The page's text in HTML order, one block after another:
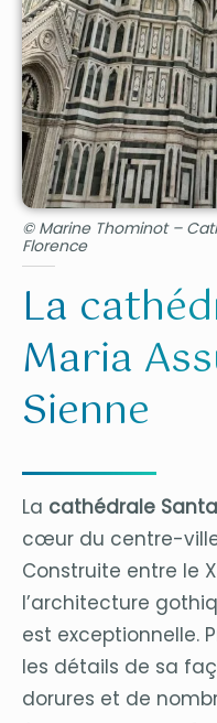
© Marine Thominot –
Florence
La
Maria
Sienne
La cathédrale
cœur du centre-
Construite entre le
l’architecture
est exceptionnelle.
les détails de sa
dorures et de